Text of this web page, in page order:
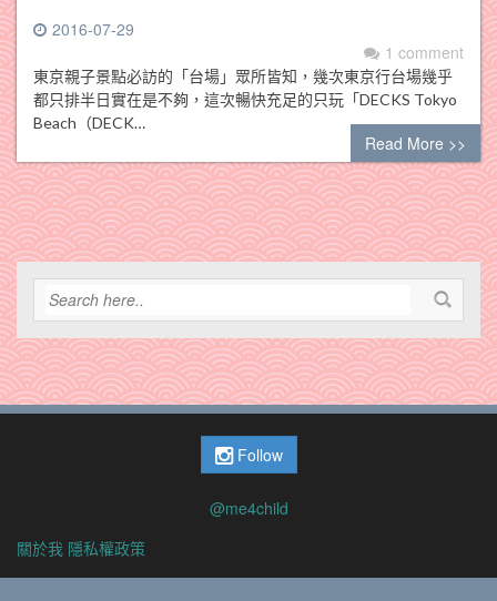
2016-07-29
1 comment
東京親子景點必訪的「台場」眾所皆知，幾次東京行台場幾乎
都只排半日實在是不夠，這次暢快充足的只玩「DECKS Tokyo
Beach（DECK…
Read More >>
Follow
@me4child
關於我 隱私權政策